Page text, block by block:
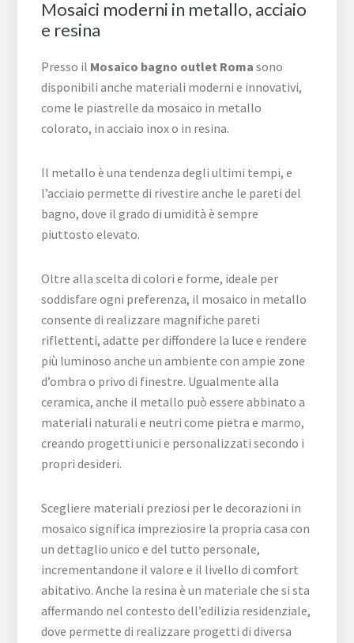
Mosaici moderni in metallo, acciaio
e resina
Presso il Mosaico bagno outlet Roma sono
disponibili anche materiali moderni e innovativi,
come le piastrelle da mosaico in metallo
colorato, in acciaio inox o in resina.
Il metallo è una tendenza degli ultimi tempi, e
l’acciaio permette di rivestire anche le pareti del
bagno, dove il grado di umidità è sempre
piuttosto elevato.
Oltre alla scelta di colori e forme, ideale per
soddisfare ogni preferenza, il mosaico in metallo
consente di realizzare magnifiche pareti
riflettenti, adatte per diffondere la luce e rendere
più luminoso anche un ambiente con ampie zone
d’ombra o privo di finestre. Ugualmente alla
ceramica, anche il metallo può essere abbinato a
materiali naturali e neutri come pietra e marmo,
creando progetti unici e personalizzati secondo i
propri desideri.
Scegliere materiali preziosi per le decorazioni in
mosaico significa impreziosire la propria casa con
un dettaglio unico e del tutto personale,
incrementandone il valore e il livello di comfort
abitativo. Anche la resina è un materiale che si sta
affermando nel contesto dell’edilizia residenziale,
dove permette di realizzare progetti di diversa